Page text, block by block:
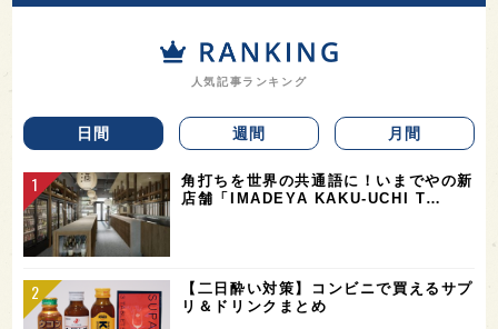
人気記事ランキング
日間 週間 月間
角打ちを世界の共通語に！いまでやの新
店舗「IMADEYA KAKU-UCHI T…
【二日酔い対策】コンビニで買えるサプ
リ＆ドリンクまとめ